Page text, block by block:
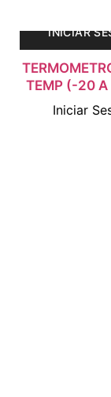
INICIAR
TEMP (-20 A
Iniciar